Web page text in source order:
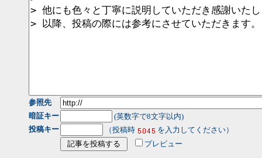
参照先
暗証キー
(英数字で8文字以内)
投稿キー
（投稿時
を入力してください）
プレビュー